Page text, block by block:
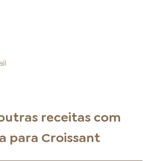
receitas com
para Croissant